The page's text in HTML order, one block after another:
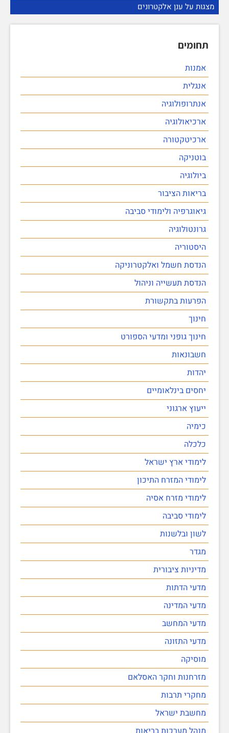
מצגות על ענן אלקטרונים
תחומים
אמנות
אנגלית
אנתרופולוגיה
ארכיאולוגיה
ארכיטקטורה
בוטניקה
ביולוגיה
בריאות הציבור
גיאוגרפיה ולימודי סביבה
גרונטולוגיה
היסטוריה
הנדסת חשמל ואלקטרוניקה
הנדסת תעשייה וניהול
הפרעות בתקשורת
חינוך
חינוך גופני ומדעי הספורט
חשבונאות
יהדות
יחסים בינלאומיים
ייעוץ ארגוני
כימיה
כלכלה
לימודי ארץ ישראל
לימודי המזרח התיכון
לימודי מזרח אסיה
לימודי סביבה
לשון ובלשנות
מגדר
מדיניות ציבורית
מדעי הדתות
מדעי המדינה
מדעי המחשב
מדעי התזונה
מוסיקה
מזרחנות וחקר האסלאם
מחקרי תרבות
מחשבת ישראל